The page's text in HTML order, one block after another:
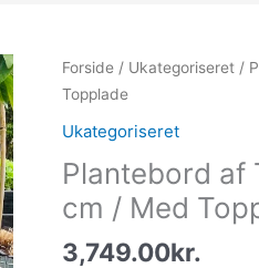
Forside / Ukategoriseret /
Topplade
Ukategoriseret
Plantebord af
cm / Med
3,749.00kr.